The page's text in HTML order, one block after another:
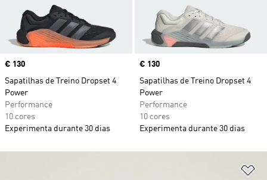
Price
€ 130
Sapatilhas de Treino Dropset 4
Power
Performance
10 cores
Experimenta durante 30 dias
Price
€ 130
Sapatilhas de Treino Dropset 4
Power
Performance
10 cores
Experimenta durante 30 dias